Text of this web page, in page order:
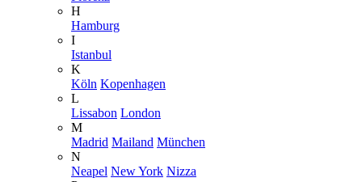
H
Hamburg
I
Istanbul
K
Köln Kopenhagen
L
Lissabon London
M
Madrid Mailand München
N
Neapel New York Nizza